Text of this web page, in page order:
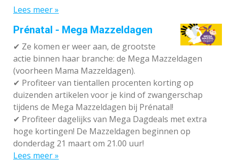
Lees meer »
Prénatal - Mega Mazzeldagen
✔ Ze komen er weer aan, de grootste
actie binnen haar branche: de Mega Mazzeldagen
(voorheen Mama Mazzeldagen).
✔ Profiteer van tientallen procenten korting op
duizenden artikelen voor je kind of zwangerschap
tijdens de Mega Mazzeldagen bij Prénatal!
✔ Profiteer dagelijks van Mega Dagdeals met extra
hoge kortingen! De Mazzeldagen beginnen op
donderdag 21 maart om 21.00 uur!
Lees meer »